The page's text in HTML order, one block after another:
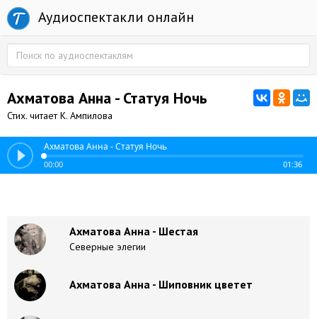
Аудиоспектакли онлайн
Ахматова Анна - Статуя Ночь
Стих. читает К. Ампилова
Ахматова Анна - Статуя Ночь
00:00 01:36
Ахматова Анна - Шестая
Северные элегии
Ахматова Анна - Шиповник цветет